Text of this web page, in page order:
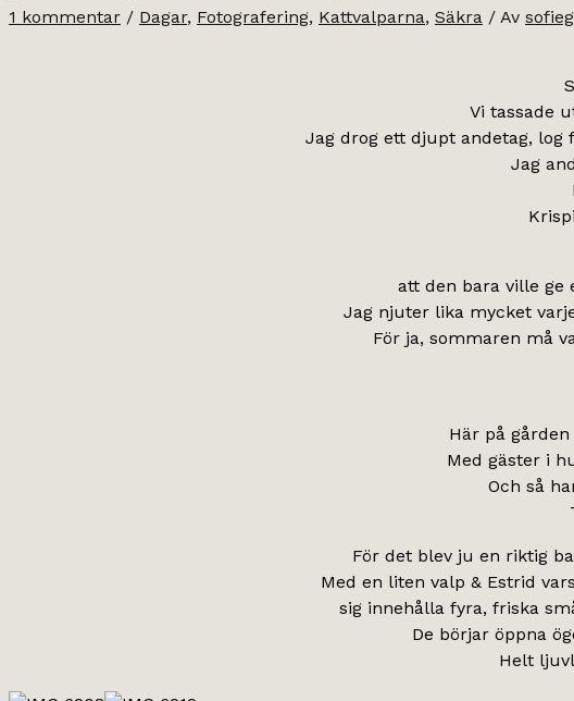
1 kommentar / Dagar, Fotografering, Kattvalparna, Säkra / Av
Vi tassade
Jag drog ett djupt andetag, log
Jag
att den bara ville ge
Jag njuter lika mycket
För ja, sommaren må
Här på
Med gäster i
Och så
För det blev ju en riktig
Med en liten valp & Estrid
sig innehålla fyra, friska
De börjar öppna
Helt